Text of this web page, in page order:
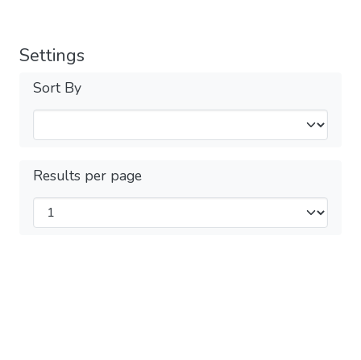
Settings
Sort By
Results per page